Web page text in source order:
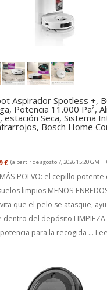
Aspirador Spotless +,
Potencia 11.000 Pa²,
estación Seca, Sistema
Bosch Home
€ (a partir de agosto 7, 2026 15:20 GMT
POLVO: el cepillo
limpios MENOS
que el pelo se atasque,
del depósito LIMPIEZA
para la recogida ...